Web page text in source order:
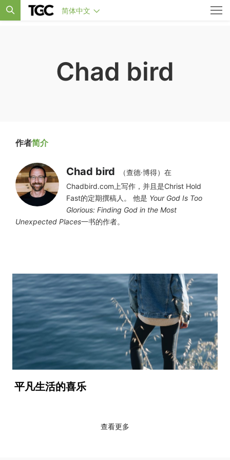
简体中文
Chad bird
作者简介
Chad bird
（查德·博得）在
Chadbird.com上写作，并且是Christ Hold
Fast的定期撰稿人。 他是 Your God Is Too
Glorious: Finding God in the Most
Unexpected Places一书的作者。
平凡生活的喜乐
查看更多